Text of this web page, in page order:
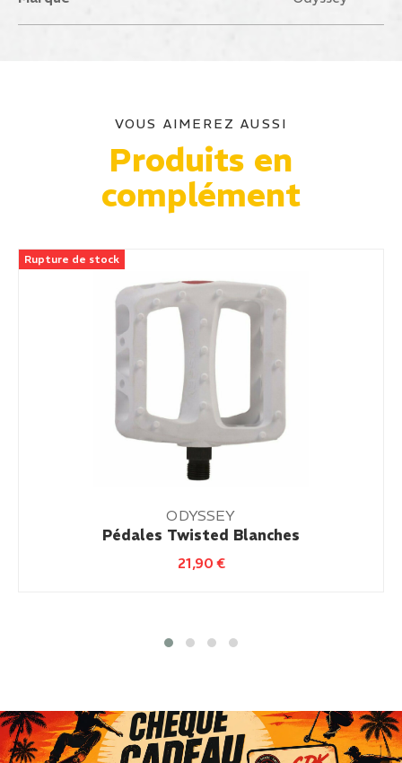
VOUS AIMEREZ AUSSI
Produits en
complément
Rupture de stock
ODYSSEY
Pédales Twisted Blanches
21,90€